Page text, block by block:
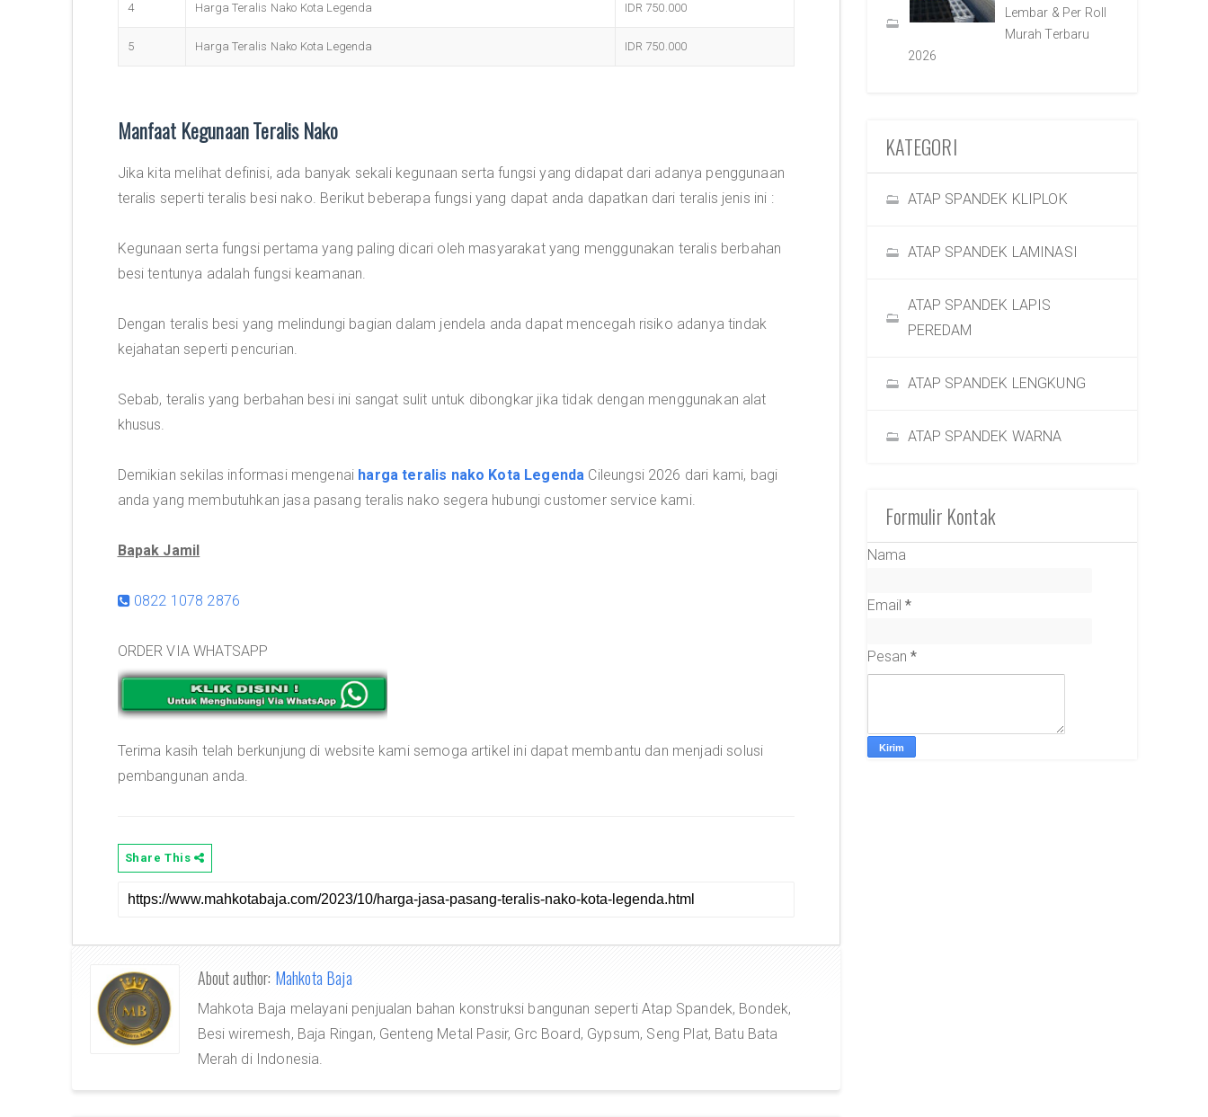
4 Harga Teralis Nako Kota Legenda IDR 750.000
5 Harga Teralis Nako Kota Legenda IDR 750.000
Manfaat Kegunaan Teralis Nako
Jika kita melihat definisi, ada banyak sekali kegunaan serta fungsi yang didapat dari adanya penggunaan
teralis seperti teralis besi nako. Berikut beberapa fungsi yang dapat anda dapatkan dari teralis jenis ini :
Kegunaan serta fungsi pertama yang paling dicari oleh masyarakat yang menggunakan teralis berbahan
besi tentunya adalah fungsi keamanan.
Dengan teralis besi yang melindungi bagian dalam jendela anda dapat mencegah risiko adanya tindak
kejahatan seperti pencurian.
Sebab, teralis yang berbahan besi ini sangat sulit untuk dibongkar jika tidak dengan menggunakan alat
khusus.
Demikian sekilas informasi mengenai harga teralis nako Kota Legenda Cileungsi 2026 dari kami, bagi
anda yang membutuhkan jasa pasang teralis nako segera hubungi customer service kami.
Bapak Jamil
0822 1078 2876
ORDER VIA WHATSAPP
Terima kasih telah berkunjung di website kami semoga artikel ini dapat membantu dan menjadi solusi
pembangunan anda.
Share This
About author: Mahkota Baja
Mahkota Baja melayani penjualan bahan konstruksi bangunan seperti Atap Spandek, Bondek,
Besi wiremesh, Baja Ringan, Genteng Metal Pasir, Grc Board, Gypsum, Seng Plat, Batu Bata
Merah di Indonesia.
Lembar & Per Roll
Murah Terbaru
2026
KATEGORI
ATAP SPANDEK KLIPLOK
ATAP SPANDEK LAMINASI
ATAP SPANDEK LAPIS
PEREDAM
ATAP SPANDEK LENGKUNG
ATAP SPANDEK WARNA
Formulir Kontak
Nama
Email*
Pesan*